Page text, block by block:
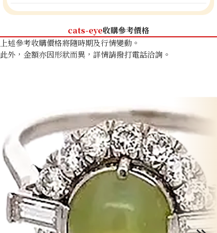
cats-eye收購參考價格
上述參考收購價格將隨時期及行情變動。
此外，金額亦因形狀而異，詳情請撥打電話洽詢。